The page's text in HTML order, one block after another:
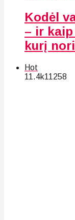
Kodėl
– ir
kurį
Hot
11.4k11258